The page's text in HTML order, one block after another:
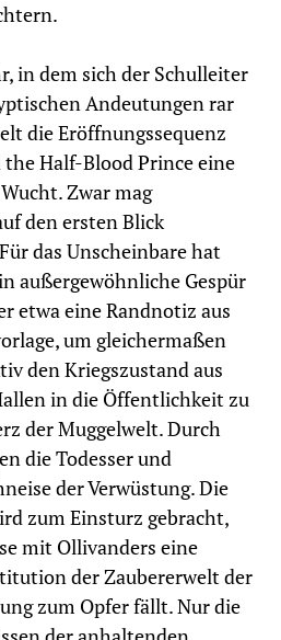
in dem sich der Schulleiter
Andeutungen rar
die Eröffnungssequenz
Half-Blood Prince eine
Zwar mag
den ersten Blick
das Unscheinbare hat
außergewöhnliche Gespür
etwa eine Randnotiz aus
um gleichermaßen
den Kriegszustand aus
in die Öffentlichkeit zu
der Muggelwelt. Durch
die Todesser und
der Verwüstung. Die
zum Einsturz gebracht,
mit Ollivanders eine
der Zaubererwelt der
zum Opfer fällt. Nur die